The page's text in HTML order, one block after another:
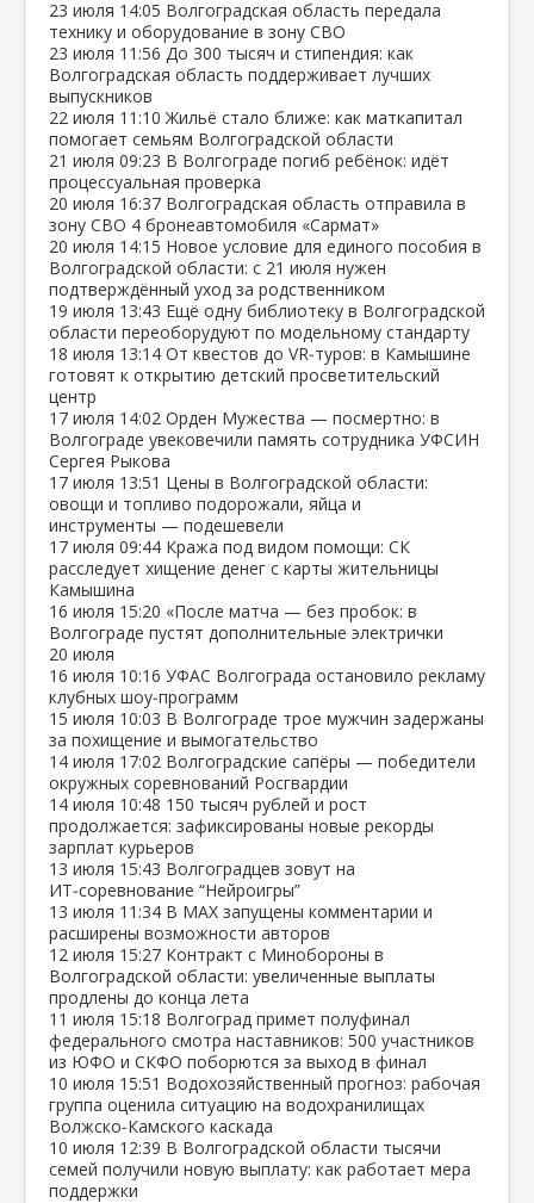
23 июля 14:05 Волгоградская область передала
технику и оборудование в зону СВО
23 июля 11:56 До 300 тысяч и стипендия: как
Волгоградская область поддерживает лучших
выпускников
22 июля 11:10 Жильё стало ближе: как маткапитал
помогает семьям Волгоградской области
21 июля 09:23 В Волгограде погиб ребёнок: идёт
процессуальная проверка
20 июля 16:37 Волгоградская область отправила в
зону СВО 4 бронеавтомобиля «Сармат»
20 июля 14:15 Новое условие для единого пособия в
Волгоградской области: с 21 июля нужен
подтверждённый уход за родственником
19 июля 13:43 Ещё одну библиотеку в Волгоградской
области переоборудуют по модельному стандарту
18 июля 13:14 От квестов до VR‑туров: в Камышине
готовят к открытию детский просветительский
центр
17 июля 14:02 Орден Мужества — посмертно: в
Волгограде увековечили память сотрудника УФСИН
Сергея Рыкова
17 июля 13:51 Цены в Волгоградской области:
овощи и топливо подорожали, яйца и
инструменты — подешевели
17 июля 09:44 Кража под видом помощи: СК
расследует хищение денег с карты жительницы
Камышина
16 июля 15:20 «После матча — без пробок: в
Волгограде пустят дополнительные электрички
20 июля
16 июля 10:16 УФАС Волгограда остановило рекламу
клубных шоу‑программ
15 июля 10:03 В Волгограде трое мужчин задержаны
за похищение и вымогательство
14 июля 17:02 Волгоградские сапёры — победители
окружных соревнований Росгвардии
14 июля 10:48 150 тысяч рублей и рост
продолжается: зафиксированы новые рекорды
зарплат курьеров
13 июля 15:43 Волгоградцев зовут на
ИТ‑соревнование “Нейроигры”
13 июля 11:34 В МАХ запущены комментарии и
расширены возможности авторов
12 июля 15:27 Контракт с Минобороны в
Волгоградской области: увеличенные выплаты
продлены до конца лета
11 июля 15:18 Волгоград примет полуфинал
федерального смотра наставников: 500 участников
из ЮФО и СКФО поборются за выход в финал
10 июля 15:51 Водохозяйственный прогноз: рабочая
группа оценила ситуацию на водохранилищах
Волжско‑Камского каскада
10 июля 12:39 В Волгоградской области тысячи
семей получили новую выплату: как работает мера
поддержки